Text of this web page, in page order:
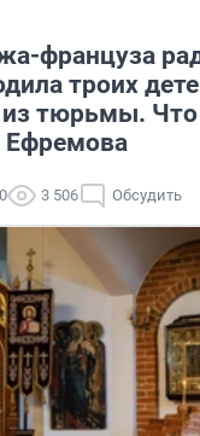
француза
троих
тюрьмы. Что
Ефремова
3 506 Обсудить